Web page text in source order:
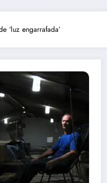
‘luz engarrafada’